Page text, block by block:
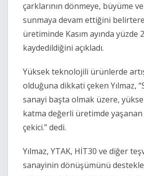
çarklarının dönmeye, büyüme
sunmaya devam ettiğini
üretiminde Kasım ayında yüzde
kaydedildiğini açıkladı.
Yüksek teknolojili ürünlerde
olduğuna dikkati çeken Yılmaz,
sanayi başta olmak üzere,
katma değerli üretimde
çekici.” dedi.
Yılmaz, YTAK, HİT30 ve diğer
sanayinin dönüşümünü